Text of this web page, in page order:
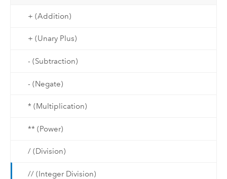
+ (Addition)
+ (Unary Plus)
- (Subtraction)
- (Negate)
* (Multiplication)
** (Power)
/ (Division)
// (Integer Division)